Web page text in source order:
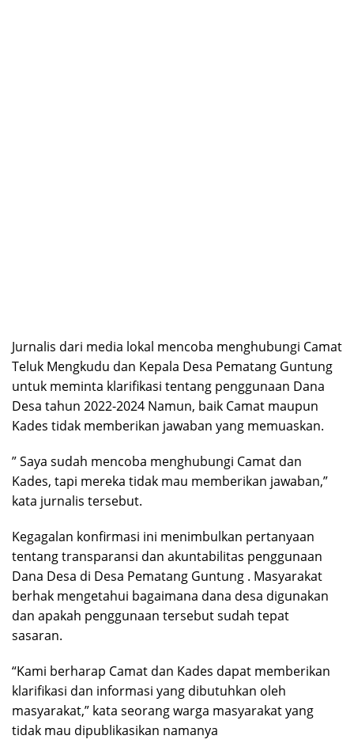
Jurnalis dari media lokal mencoba menghubungi Camat
Teluk Mengkudu dan Kepala Desa Pematang Guntung
untuk meminta klarifikasi tentang penggunaan Dana
Desa tahun 2022-2024 Namun, baik Camat maupun
Kades tidak memberikan jawaban yang memuaskan.
” Saya sudah mencoba menghubungi Camat dan
Kades, tapi mereka tidak mau memberikan jawaban,”
kata jurnalis tersebut.
Kegagalan konfirmasi ini menimbulkan pertanyaan
tentang transparansi dan akuntabilitas penggunaan
Dana Desa di Desa Pematang Guntung . Masyarakat
berhak mengetahui bagaimana dana desa digunakan
dan apakah penggunaan tersebut sudah tepat
sasaran.
“Kami berharap Camat dan Kades dapat memberikan
klarifikasi dan informasi yang dibutuhkan oleh
masyarakat,” kata seorang warga masyarakat yang
tidak mau dipublikasikan namanya